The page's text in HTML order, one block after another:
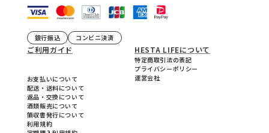
銀行振込 コンビニ決済
ご利用ガイド
お支払いについて
配送・送料について
返品・交換について
酒類販売について
領収書発行について
利用規約
HESTA LIFEについて
特定商取引法の表記
プライバシーポリシー
運営会社